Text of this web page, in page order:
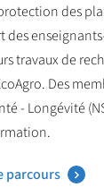
des
travaux de
Des
- Longévité
parcours